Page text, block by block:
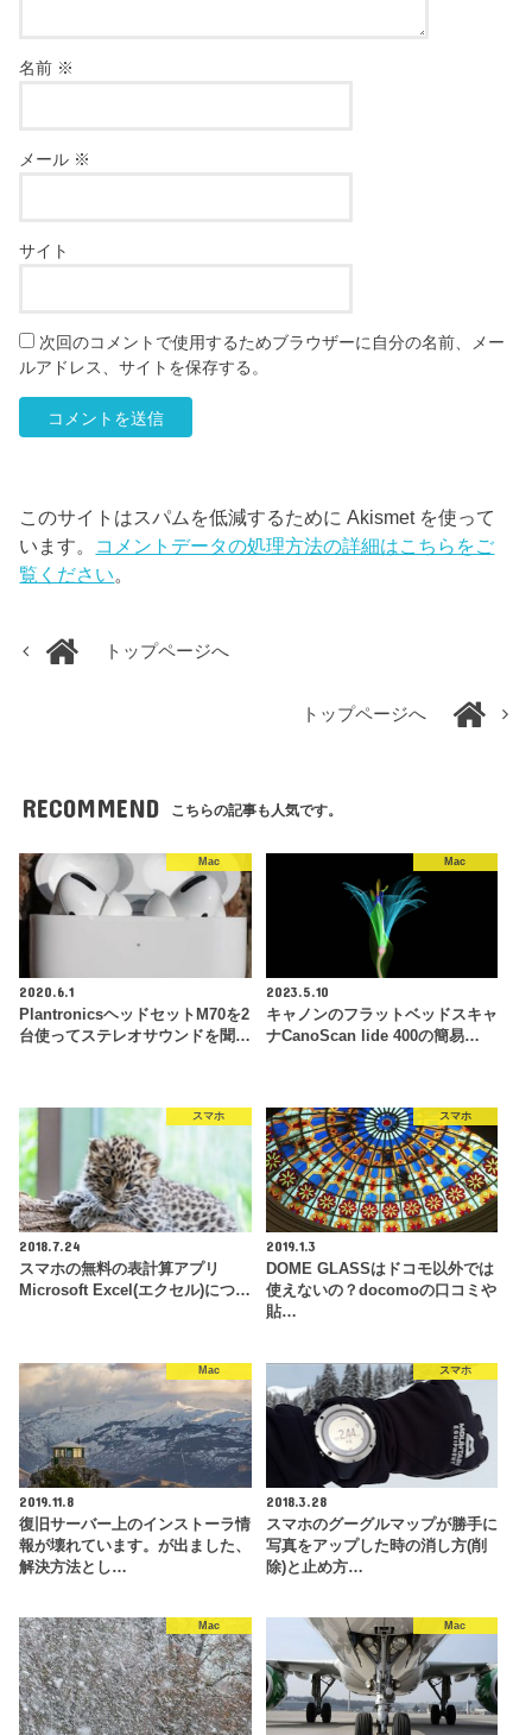
名前 ※
メール ※
サイト
次回のコメントで使用するためブラウザーに自分の名前、メー
ルアドレス、サイトを保存する。
このサイトはスパムを低減するために Akismet を使って
います。 コメントデータの処理方法の詳細はこちらをご
覧ください。
トップページへ
トップページへ
RECOMMEND こちらの記事も人気です。
Mac
2020.6.1
PlantronicsヘッドセットM70を2
台使ってステレオサウンドを聞…
Mac
2023.5.10
キャノンのフラットベッドスキャ
ナCanoScan lide 400の簡易…
スマホ
2018.7.24
スマホの無料の表計算アプリ
Microsoft Excel(エクセル)につ…
スマホ
2019.1.3
DOME GLASSはドコモ以外では
使えないの？docomoの口コミや
貼…
Mac
2019.11.8
復旧サーバー上のインストーラ情
報が壊れています。が出ました、
解決方法とし…
スマホ
2018.3.28
スマホのグーグルマップが勝手に
写真をアップした時の消し方(削
除)と止め方…
Mac Mac